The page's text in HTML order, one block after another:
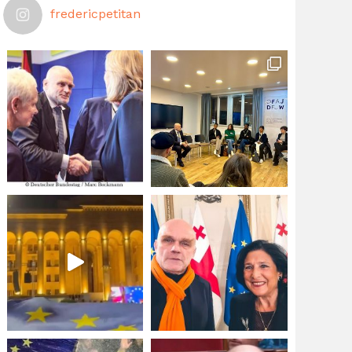
fredericpetitan